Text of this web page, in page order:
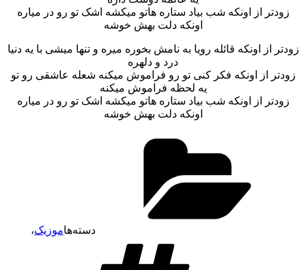
زودتر از اونکه شب بیاد ستاره هاتو میکشه اشک تو رو در میاره
اونکه دلت بهش خوشه
زودتر از اونکه قائله رویا به نامش بخوره میره و تنها میشی با یه دنیا
درد و دلهره
زودتر از اونکه فکر کنی تو رو فراموش میکنه شعله عاشقی رو تو
یه لحظه فراموش میکنه
زودتر از اونکه شب بیاد ستاره هاتو میکشه اشک تو رو در میاره
اونکه دلت بهش خوشه
دسته‌هاموزیک،